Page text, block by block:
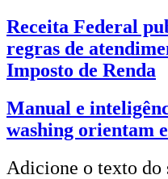
Receita Federal
regras de
Imposto de Renda
Manual e
washing orientam
Adicione o texto do